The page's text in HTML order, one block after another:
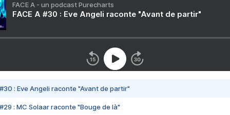
FACE A - un podcast Purecharts
FACE A #30 : Eve Angeli raconte "Avant de partir"
#30 : Eve Angeli raconte "Avant de partir"
#29 : MC Solaar raconte "Bouge de là"